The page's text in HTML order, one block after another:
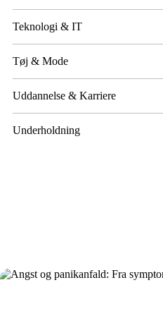
Teknologi & IT
Tøj & Mode
Uddannelse & Karriere
Underholdning